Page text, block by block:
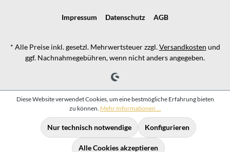
Impressum Datenschutz AGB
* Alle Preise inkl. gesetzl. Mehrwertsteuer zzgl.Versandkosten und
ggf. Nachnahmegebühren, wenn nicht anders angegeben.
Diese Website verwendet Cookies, um eine bestmögliche Erfahrung bieten
zu können. Mehr Informationen ...
Nur technisch notwendige Konfigurieren
Alle Cookies akzeptieren